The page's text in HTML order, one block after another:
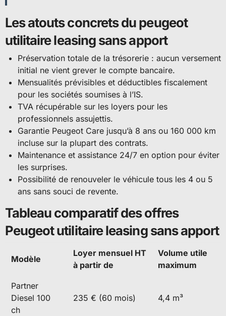
Les atouts concrets du peugeot
utilitaire leasing sans apport
Préservation totale de la trésorerie : aucun versement
initial ne vient grever le compte bancaire.
Mensualités prévisibles et déductibles fiscalement
pour les sociétés soumises à l’IS.
TVA récupérable sur les loyers pour les
professionnels assujettis.
Garantie Peugeot Care jusqu’à 8 ans ou 160 000 km
incluse sur la plupart des contrats.
Maintenance et assistance 24/7 en option pour éviter
les surprises.
Possibilité de renouveler le véhicule tous les 4 ou 5
ans sans souci de revente.
Tableau comparatif des offres
Peugeot utilitaire leasing sans apport
Modèle
Loyer mensuel HT
à partir de
Volume utile
maximum
Partner
Diesel 100
ch
235 € (60 mois) 4,4 m³